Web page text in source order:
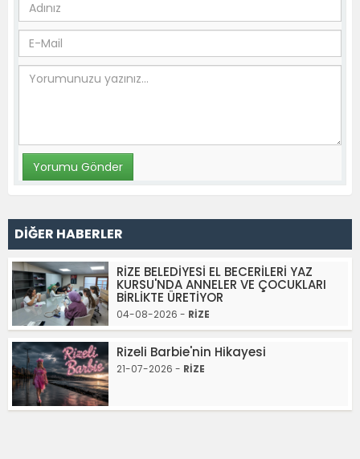
DİĞER HABERLER
RİZE BELEDİYESİ EL BECERİLERİ YAZ
KURSU'NDA ANNELER VE ÇOCUKLARI
BİRLİKTE ÜRETİYOR
04-08-2026 - RİZE
Rizeli Barbie'nin Hikayesi
21-07-2026 - RİZE